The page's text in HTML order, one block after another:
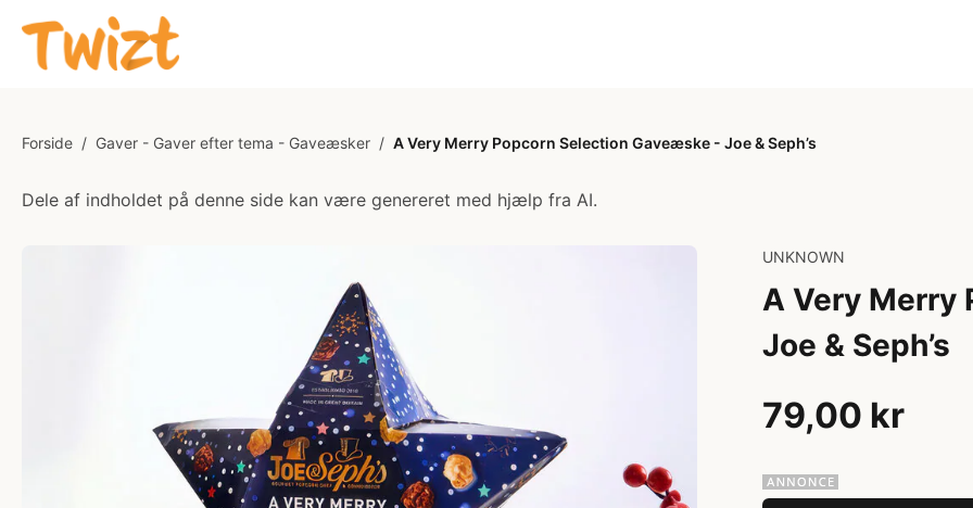
Forside / Gaver - Gaver efter tema - Gaveæsker / A Very Merry Popcorn Selection Gaveæske - Joe & Seph’s
Dele af indholdet på denne side kan være genereret med hjælp fra AI.
UNKNOWN
A Very Merry
Joe & Seph’s
79,00 kr